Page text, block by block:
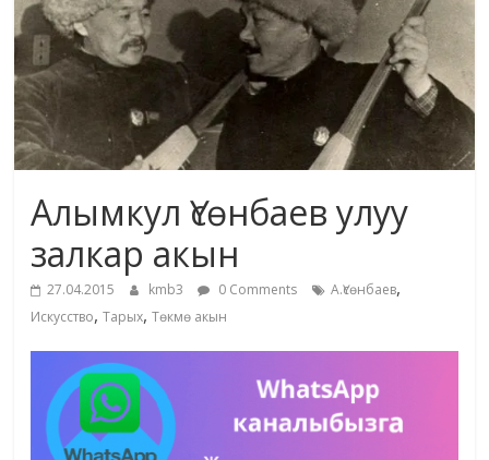
маданияты
жана
адабияты
Алымкул Үсөнбаев улуу
залкар акын
27.04.2015 kmb3 0 Comments А.Үсөнбаев,
Искусство,Тарых,Төкмө акын